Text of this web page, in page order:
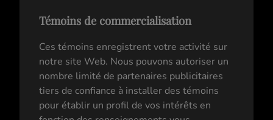
Témoins de commercialisation
Ces témoins enregistrent votre activité sur
notre site Web. Nous pouvons autoriser un
nombre limité de partenaires publicitaires
tiers de confiance à installer des témoins
pour établir un profil de vos intérêts en